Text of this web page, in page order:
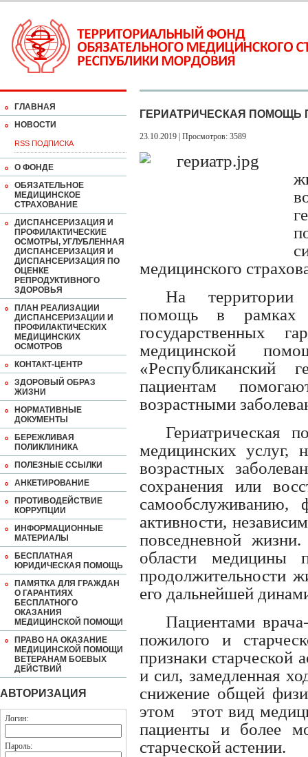
ГЛАВНАЯ
НОВОСТИ
RSS ПОДПИСКА
О ФОНДЕ
ОБЯЗАТЕЛЬНОЕ
МЕДИЦИНСКОЕ
СТРАХОВАНИЕ
ДИСПАНСЕРИЗАЦИЯ И
ПРОФИЛАКТИЧЕСКИЕ
ОСМОТРЫ, УГЛУБЛЕННАЯ
ДИСПАНСЕРИЗАЦИЯ И
ДИСПАНСЕРИЗАЦИЯ ПО
ОЦЕНКЕ
РЕПРОДУКТИВНОГО
ЗДОРОВЬЯ
ПЛАН РЕАЛИЗАЦИИ
ДИСПАНСЕРИЗАЦИИ И
ПРОФИЛАКТИЧЕСКИХ
МЕДИЦИНСКИХ
ОСМОТРОВ
КОНТАКТ-ЦЕНТР
ЗДОРОВЫЙ ОБРАЗ
ЖИЗНИ
НОРМАТИВНЫЕ
ДОКУМЕНТЫ
БЕРЕЖЛИВАЯ
ПОЛИКЛИНИКА
ПОЛЕЗНЫЕ ССЫЛКИ
АНКЕТИРОВАНИЕ
ПРОТИВОДЕЙСТВИЕ
КОРРУПЦИИ
ИНФОРМАЦИОННЫЕ
МАТЕРИАЛЫ
БЕСПЛАТНАЯ
ЮРИДИЧЕСКАЯ ПОМОЩЬ
ПАМЯТКА ДЛЯ ГРАЖДАН
О ГАРАНТИЯХ
БЕСПЛАТНОГО
ОКАЗАНИЯ
МЕДИЦИНСКОЙ ПОМОЩИ
ПРАВО НА ОКАЗАНИЕ
МЕДИЦИНСКОЙ ПОМОЩИ
ВЕТЕРАНАМ БОЕВЫХ
ДЕЙСТВИЙ
АВТОРИЗАЦИЯ
Логин:
Пароль:
ГЕРИАТРИЧЕСКАЯ ПОМОЩЬ
23.10.2019 | Просмотров: 3589
медицинского
На территории
помощь в рамках
государственных
медицинской
«Республиканский
пациентам
возрастными
Гериатрическая
медицинских услуг,
возрастных
сохранения или
самообслуживанию,
активности,
повседневной
области медицины
продолжительности
его дальнейшей
Пациентами
пожилого и
признаки старческой
и сил, замедленная
снижение общей
этом
этот вид
пациенты и более
старческой астении.